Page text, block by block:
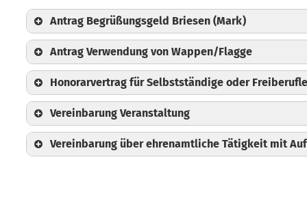
Gemeinde Jacobsdorf
Gemeinde Steinhöfel
Antrag Begrüßungsgeld Briesen (Mark)
Antrag Verwendung von Wappen/Flagge
Honorarvertrag für Selbstständige oder
Amt Odervorland
Vereinbarung Veranstaltung
Vereinbarung über ehrenamtliche Tätigkeit mit